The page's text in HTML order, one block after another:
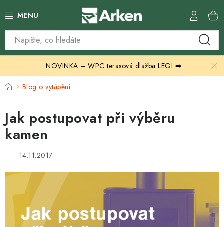
na
Skleníky
Zahradní přístřešky
Zahradní nábytek
Grily a ohniště
Kontakty
NOVINKA – WPC terasová dlažba LEGI ➡️
DomůBlog o vytápění
Jak postupovat při výběru
kamen
14.11.2017